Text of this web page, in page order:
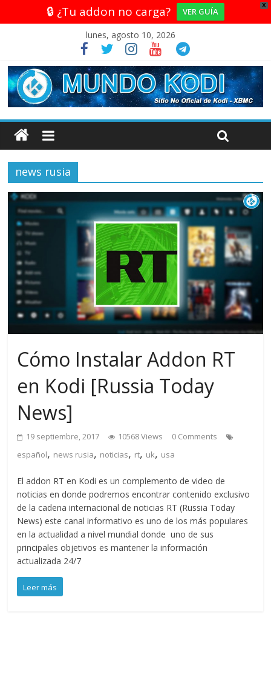
X
🔒 ¿Tu addon no carga? VER GUÍA
lunes, agosto 10, 2026
news rusia
Cómo Instalar Addon RT
en Kodi [Russia Today
News]
19 septiembre, 2017 10568 Views
0 Comments
español, news rusia, noticias, rt, uk, usa
El addon RT en Kodi es un complemento de video de
noticias en donde podremos encontrar contenido exclusivo
de la cadena internacional de noticias RT (Russia Today
News) este canal informativo es uno de los más populares
en la actualidad a nivel mundial donde uno de sus
principales objetivos es mantener la información
actualizada 24/7
Leer más